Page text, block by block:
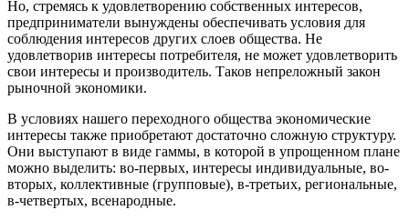
Но, стремясь к удовлетворению собственных интересов,
предприниматели вынуждены обеспечивать условия для
соблюдения интересов других слоев общества. Не
удовлетворив интересы потребителя, не может удовлетворить
свои интересы и производитель. Таков непреложный закон
рыночной экономики.
В условиях нашего переходного общества экономические
интересы также приобретают достаточно сложную структуру.
Они выступают в виде гаммы, в которой в упрощенном плане
можно выделить: во-первых, интересы индивидуальные, во-
вторых, коллективные (групповые), в-третьих, региональные,
в-четвертых, всенародные.